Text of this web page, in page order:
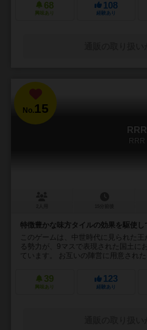
68
興味あり
108
経験あり
No.15
RRR
RRR
特徴豊かな味方タイルの効果を駆使し
このゲームは、中世時代に見られた
る勢力が、9マスで表現された国土に
ています。 お互いの陣営に用意され
39
興味あり
123
経験あり